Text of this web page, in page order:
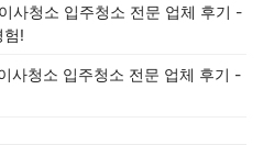
사청소 입주청소 전문 업체 후기 -
험!
사청소 입주청소 전문 업체 후기 -